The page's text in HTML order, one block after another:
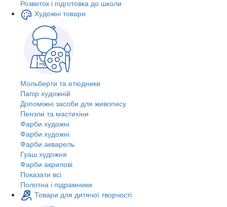
Розвиток і підготовка до школи
Художні товари
Мольберти та етюдники
Папір художній
Допоміжні засоби для живопису
Пензли та мастихіни
Фарби художні
Фарби художні
Фарби акварель
Гуаш художня
Фарби акрилові
Показати всі
Полотна і підрамники
Товари для дитячої творчості